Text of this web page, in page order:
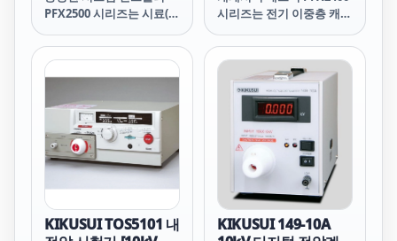
실용상 충분한 32ch/초의
스캔 스피드를 가지고 있습
니다.
단법의 각 데이터 취득이
가능합니다.또한 그러한 각
시험을 지정한 순으로 실행
하는 시퀀스 기능도 탑재하
고 있습니다.
PFX2500 시리즈는 시료(2
특성을 평가하기 위해서 당
사제의 직류전원, 전자부하
장치와 조합, 배터리 등의
충방전 전압/전류를 고정
밀도로 측정하는, 충방전
제어전용 컨트롤러입니다.
직류전원, 전자부하장치의
조합에 의해서 고성능, 대
시험에 대한 대응도 가능합
니다.
터 시험용)
시리즈는 전기 이중층 캐패
다. 전압 정격은 단일 셀을
대상으로 5V. 5A/12ch,
35A/4ch, 70A/2ch,
140A/1ch 4 모델을 라인
업. 최근 전기 이중층 커패
시터는 대용량화에 의해 하
이브리드 전기 자동차 엔진
시동시 전력 원이나 가속시
의 도움으로 이용되고 있으
며, 자동차의 연비 향상과
배기의 질을 높이는 등 새
로운 에너지의 하나로 보급
KIKUSUI TOS5101 내
KIKUSUI 149-10A